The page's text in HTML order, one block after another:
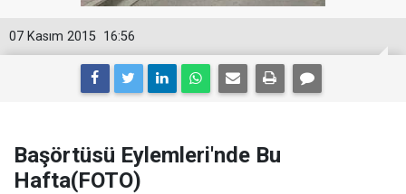
16:56
07 Kasım 2015
Başörtüsü Eylemleri'nde Bu
Hafta(FOTO)